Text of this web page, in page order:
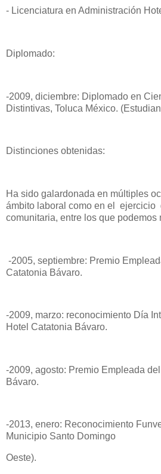
- Licenciatura en Administración
Diplomado:
-2009, diciembre: Diplomado en
Distintivas, Toluca México.
Distinciones obtenidas:
Ha sido galardonada en múltiples
ámbito laboral como en el ejercicio
comunitaria, entre los que podemos
-2005, septiembre: Premio
Catatonia Bávaro.
-2009, marzo: reconocimiento Día
Hotel Catatonia Bávaro.
-2009, agosto: Premio Empleada
Bávaro.
-2013, enero: Reconocimiento
Municipio Santo Domingo
Oeste).